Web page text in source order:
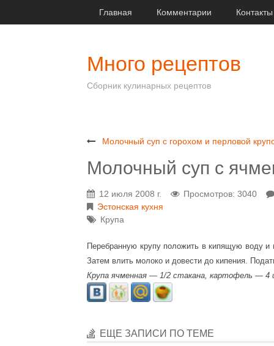
Главная Комментарии Контакты
Много рецептов
Сборник кулинарных рецептов
Молочный суп с горохом и перловой
Молочный суп с
12 июля 2008 г. Просмотров: 3040
Эстонская кухня
Крупа
Перебранную крупу положить в кипящую воду и
Затем влить молоко и довести до кипения.
Крупа ячменная — 1/2 стакана, картофель —
ЕЩЕ ЗАПИСИ ПО ТЕМЕ